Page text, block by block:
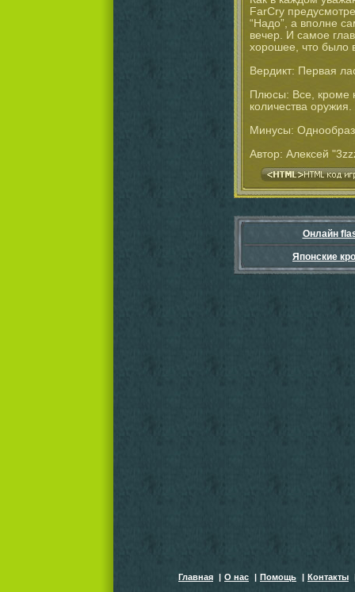
FarCry
“Надо”, а вполне
вечер. И самое
хорошее, что было
Вердикт: Первая
Плюсы: Все, кроме
количества оружия.
Минусы:
Автор: Алексей
Онлайн
Японские
Главная | О нас | Помощь | Контакты